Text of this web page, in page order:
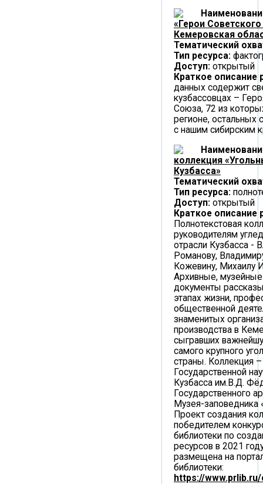
«Герои
Кемеровская
Тематический
Тип ресурса:
Доступ: открытый
Краткое описание
данных содержит
кузбассовцах –
Союза, 72 из
регионе, остальных
с нашим сибирским
коллекция
Кузбасса»
Тематический
Тип ресурса:
Доступ: открытый
Краткое описание
Полнотекстовая
руководителям
отрасли Кузбасса -
Романову,
Кожевину, Михаилу
Архивные,
документы
этапах жизни,
общественной
знаменитых
производства в
сыгравших
самого крупного
страны. Коллекция
Государственной
Кузбасса им.В.Д.
Государственного
Музея-заповедника
Проект создания
победителем
библиотеки по
ресурсов в 2021
размещена на
библиотеки:
https://